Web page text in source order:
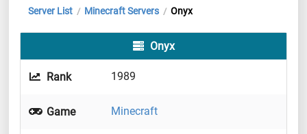
Server List / Minecraft Servers / Onyx
Onyx
Rank 1989
Game Minecraft